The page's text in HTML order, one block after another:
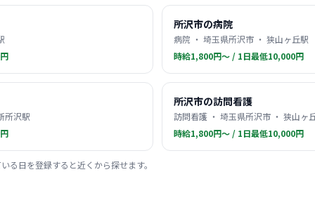
所沢市の病院
病院 ・ 埼玉県所沢市 ・ 狭山ヶ丘駅
時給1,800円〜 / 1日最低10,000円
所沢駅
所沢市の訪問看護
訪問看護 ・ 埼玉県所沢市 ・ 狭山ヶ
時給1,800円〜 / 1日最低10,000円
る日を登録すると近くから探せます。